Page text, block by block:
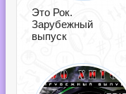
Это Рок.
Зарубежный
выпуск